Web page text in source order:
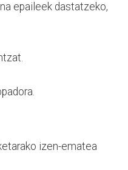
epaileek dastatzeko,
izen-ematea